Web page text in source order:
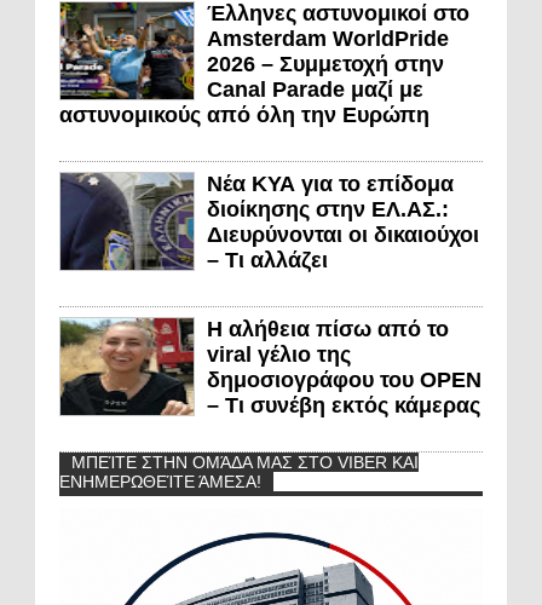
Έλληνες αστυνομικοί στο
Amsterdam WorldPride
2026 – Συμμετοχή στην
Canal Parade μαζί με
αστυνομικούς από όλη την Ευρώπη
Νέα ΚΥΑ για το επίδομα
διοίκησης στην ΕΛ.ΑΣ.:
Διευρύνονται οι δικαιούχοι
– Τι αλλάζει
Η αλήθεια πίσω από το
viral γέλιο της
δημοσιογράφου του OPEN
– Τι συνέβη εκτός κάμερας
ΜΠΕΊΤΕ ΣΤΗΝ ΟΜΆΔΑ ΜΑΣ ΣΤΟ VIBER ΚΑΙ
ΕΝΗΜΕΡΩΘΕΊΤΕ ΆΜΕΣΑ!